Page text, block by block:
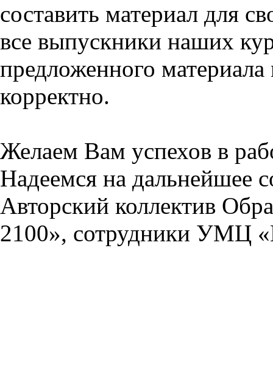
составить материал для
все выпускники наших
предложенного
корректно.
Желаем Вам успехов в
Надеемся на дальнейшее
Авторский коллектив
2100», сотрудники УМЦ